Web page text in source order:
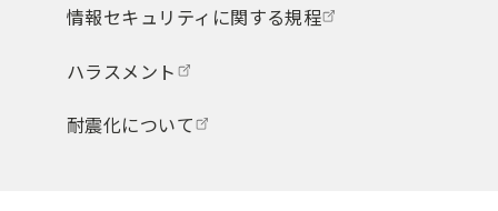
情報セキュリティに関する規程
ハラスメント
耐震化について